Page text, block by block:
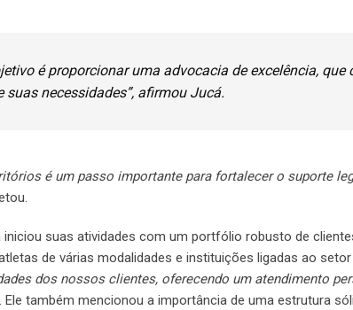
é proporcionar uma advocacia de excelência,
suas necessidades”, afirmou Jucá.
é um passo importante para fortalecer o suporte
iniciou suas atividades com um portfólio robusto de
de várias modalidades e instituições ligadas ao
dos nossos clientes, oferecendo um atendimento
também mencionou a importância de uma estrutura